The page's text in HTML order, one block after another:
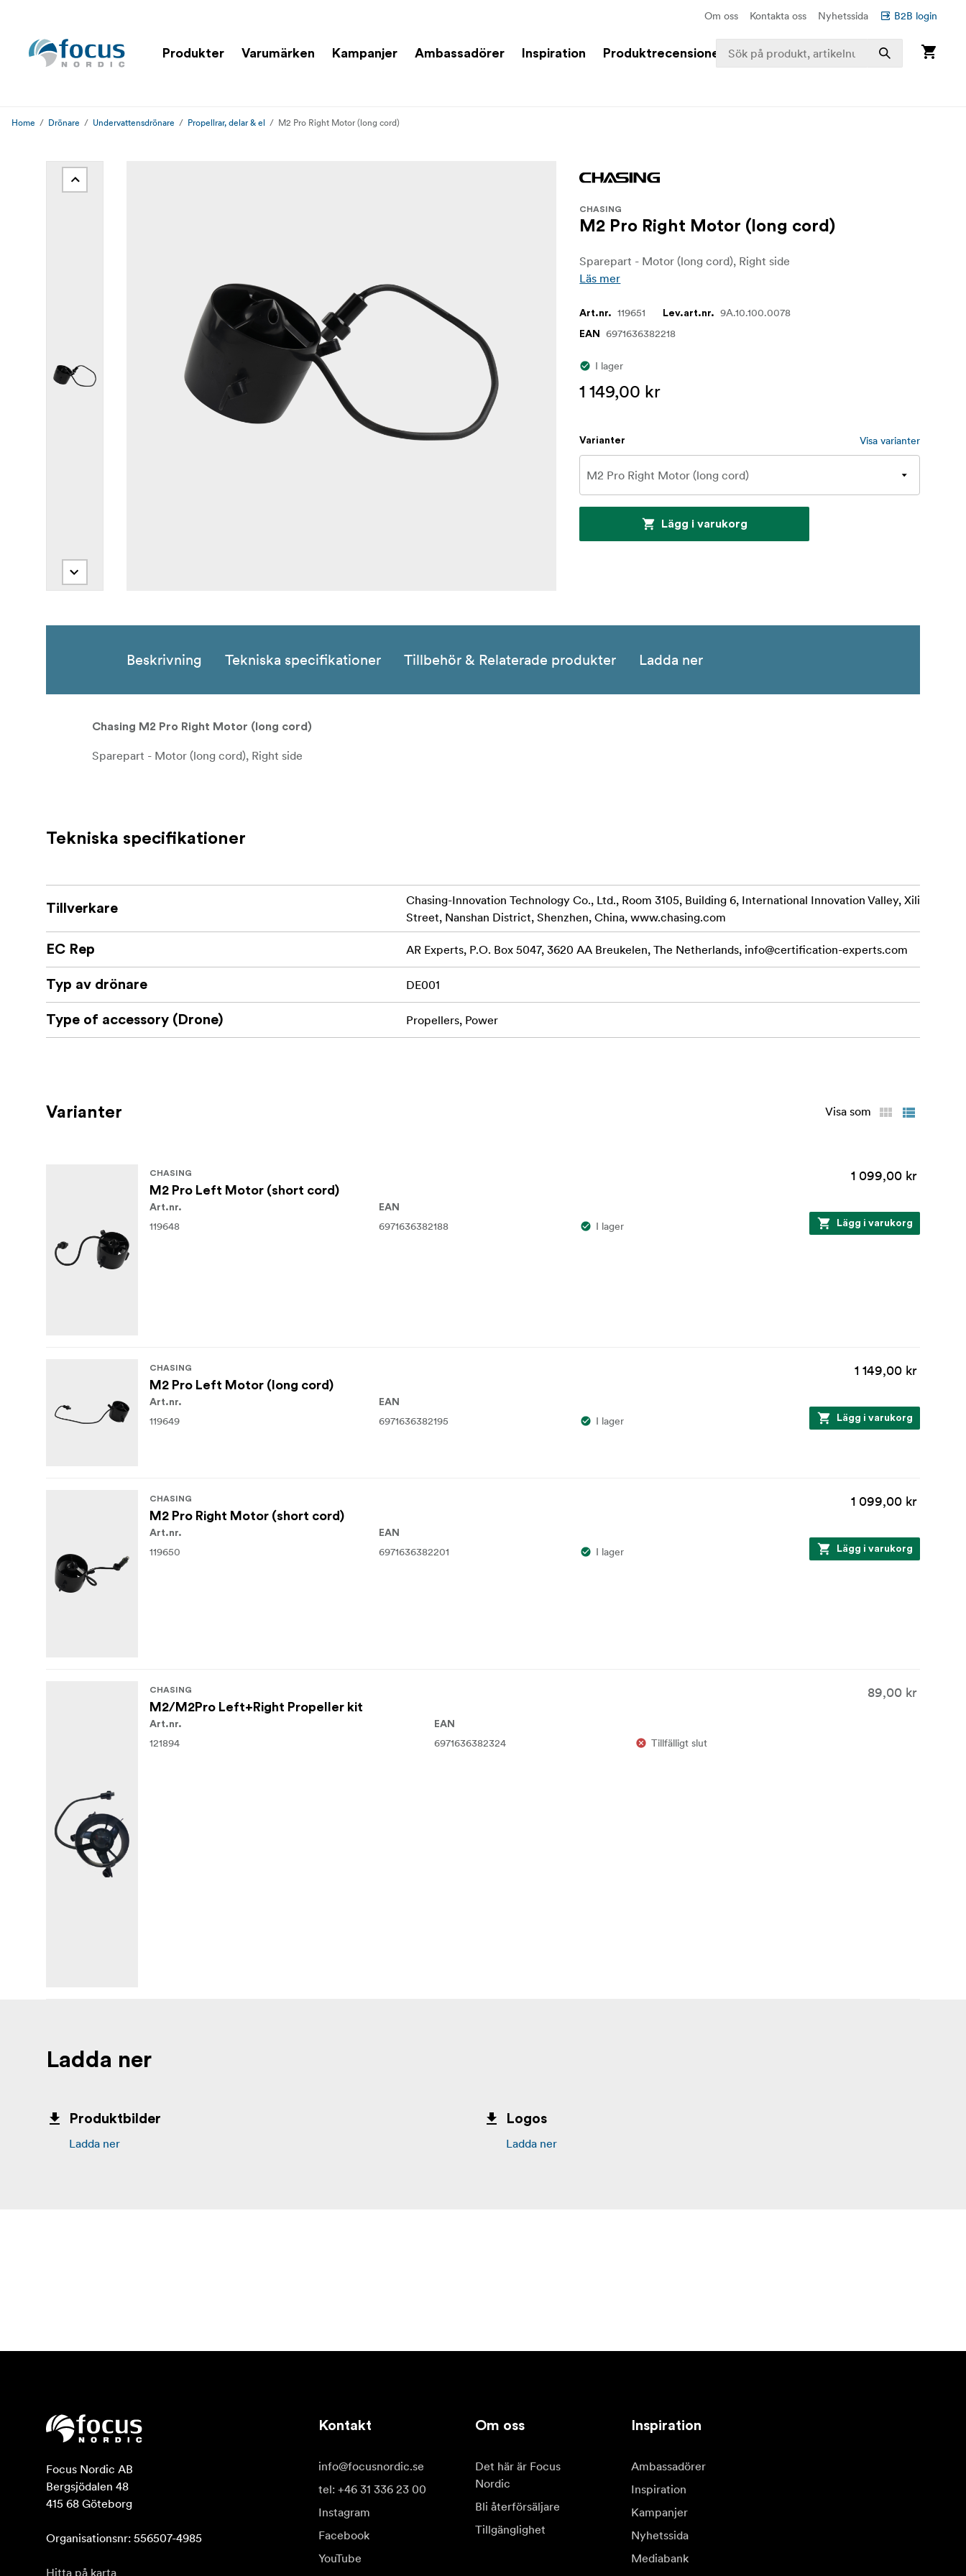
Om oss Kontakta oss Nyhetssida B2B login
Produkter Varumärken Kampanjer Ambassadörer Inspiration Produktrecensioner
Home Drönare Undervattensdrönare Propellrar, delar & el M2 Pro Right Motor (long cord)
CHASING
M2 Pro Right Motor (long cord)
Sparepart - Motor (long cord), Right side
Läs mer
Art.nr. 119651 Lev.art.nr. 9A.10.100.0078
EAN 6971636382218
I lager
1 149,00 kr
Varianter Visa varianter
Lägg i varukorg
Beskrivning Tekniska specifikationer Tillbehör & Relaterade produkter Ladda ner
Chasing M2 Pro Right Motor (long cord)
Sparepart - Motor (long cord), Right side
Tekniska specifikationer
Tillverkare
Chasing-Innovation Technology Co., Ltd., Room 3105, Building 6, International Innovation Valley, Xili
Street, Nanshan District, Shenzhen, China, www.chasing.com
EC Rep AR Experts, P.O. Box 5047, 3620 AA Breukelen, The Netherlands, info@certification-experts.com
Typ av drönare DE001
Type of accessory (Drone) Propellers, Power
Varianter Visa som
CHASING
M2 Pro Left Motor (short cord)
1 099,00 kr
Art.nr.
119648
EAN
6971636382188 I lager Lägg i varukorg
CHASING
M2 Pro Left Motor (long cord)
1 149,00 kr
Art.nr.
119649
EAN
6971636382195 I lager Lägg i varukorg
CHASING
M2 Pro Right Motor (short cord)
1 099,00 kr
Art.nr.
119650
EAN
6971636382201 I lager Lägg i varukorg
CHASING
M2/M2Pro Left+Right Propeller kit
89,00 kr
Art.nr.
121894
EAN
6971636382324 Tillfälligt slut
Ladda ner
Produktbilder
Ladda ner
Logos
Ladda ner
Focus Nordic AB
Bergsjödalen 48
415 68 Göteborg
Organisationsnr: 556507-4985
Hitta på karta
Kontakt
info@focusnordic.se
tel: +46 31 336 23 00
Instagram
Facebook
YouTube
Om oss
Det här är Focus
Nordic
Bli återförsäljare
Tillgänglighet
Inspiration
Ambassadörer
Inspiration
Kampanjer
Nyhetssida
Mediabank